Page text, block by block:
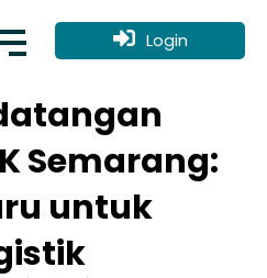
Login
Semarang:
untuk